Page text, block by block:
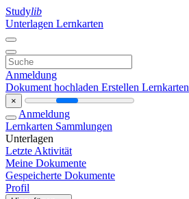
Studylib
Unterlagen Lernkarten
Anmeldung
Dokument hochladen Erstellen Lernkarten
×
Anmeldung
Lernkarten Sammlungen
Unterlagen
Letzte Aktivität
Meine Dokumente
Gespeicherte Dokumente
Profil